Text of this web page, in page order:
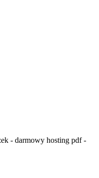
- darmowy hosting pdf -